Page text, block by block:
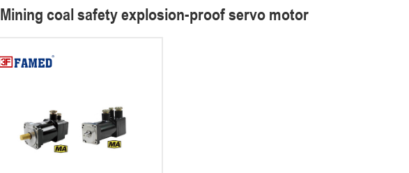
Mining coal safety explosion-proof servo motor